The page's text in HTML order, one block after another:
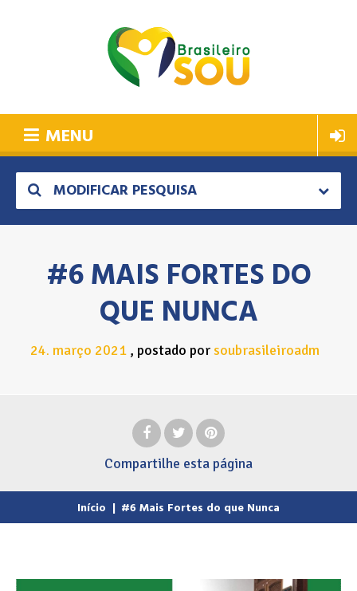
MENU
MODIFICAR PESQUISA
#6 MAIS FORTES DO
QUE NUNCA
24. março 2021 postado porsoubrasileiroadm
Compartilhe esta página
Início | #6 Mais Fortes do que Nunca